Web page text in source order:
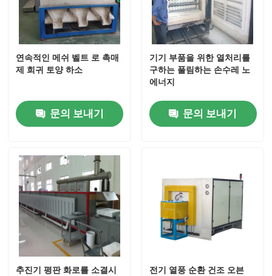
연속적인 메쉬 벨트 로 촉매
제 희귀 토양 하소
문의 보내기
기기 부품을 위한 열처리를
구하는 풀림하는 손수레 노
에너지
문의 보내기
추진기 평판 화로를 소결시
전기 열풍 순환 건조 오븐